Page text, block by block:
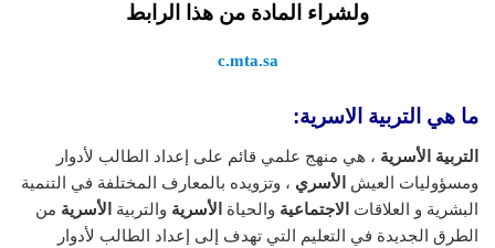
ولشراء المادة من هذا الرابط
c.mta.sa
ما هي التربية الاسرية:
التربية الأسرية ، هي منهج علمي قائم على إعداد الطالب لأدوار
ومسؤوليات العيش
الأسري ، وتزويده بالمعارف المختلفة في التنمية
البشرية و العلاقات
الاجتماعية والحياة الأسرية والتربية الأسرية من
الطرق الجديدة في التعليم التي تهدف إلى إعداد الطالب لأدوار